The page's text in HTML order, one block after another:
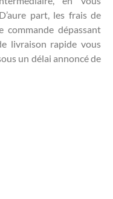
part, les frais de
dépassant
livraison rapide vous
un délai annoncé de